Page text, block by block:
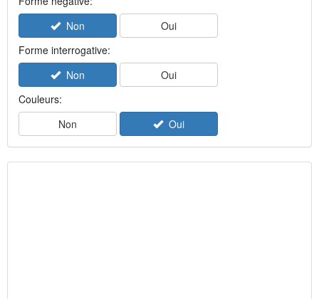
Non
Oui
Forme interrogative:
Non
Oui
Couleurs:
Non
Oui